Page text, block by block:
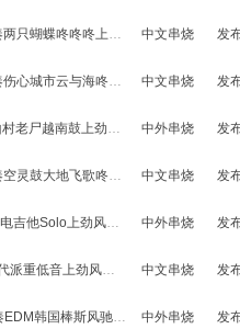
DJ大宝-全中文FUNKY金牌节奏两只蝴蝶咚咚咚上劲风暴MUSIC慢摇大碟 中文串烧 发
DJ大宝-全中文FUNKY金牌节奏伤心城市云与海咚咚咚MUSIC慢摇大碟 中文串烧 发
DJ大宝-中英文VINA金牌节奏山村老尸越南鼓上劲风暴MUSIC慢摇大碟 中外串烧 发
DJ大宝-全中文FUNKY金牌节奏空灵鼓大地飞歌咚咚咚MUSIC慢摇大碟 中文串烧 发
DJ大宝-中英文Electro金牌节奏电吉他Solo上劲风暴MUSIC慢摇大碟 中外串烧 发
DJ大宝-全中文Melbourne沈风代派重低音上劲风暴MUSIC慢摇大碟 中文串烧 发
DJ大宝-中英文Bounce金牌节奏EDM韩国棒斯风驰电掣Music电音大碟 中外串烧 发